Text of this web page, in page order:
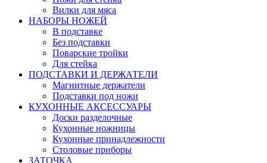
Вилки для мяса
НАБОРЫ НОЖЕЙ
В подставке
Без подставки
Поварские тройки
Для стейка
ПОДСТАВКИ И ДЕРЖАТЕЛИ
Магнитные держатели
Подставки под ножи
КУХОННЫЕ АКСЕССУАРЫ
Доски разделочные
Кухонные ножницы
Кухонные принадлежности
Столовые приборы
ЗАТОЧКА